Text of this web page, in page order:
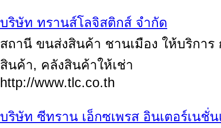
บริษัท ทรานส์โลจิสติกส์ จำกัด
สถานี ขนส่งสินค้า ชานเมือง ให้บริกา
สินค้า, คลังสินค้าให้เช่า
http://www.tlc.co.th
บริษัท ซีทราน เอ็กซเพรส อินเตอร์เนชั่